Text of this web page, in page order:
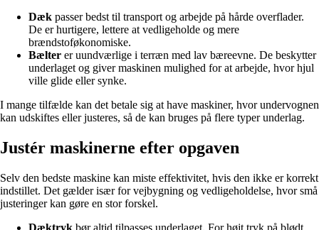
Dæk passer bedst til transport og arbejde på hårde overflader.
De er hurtigere, lettere at vedligeholde og mere
brændstoføkonomiske.
Bælter er uundværlige i terræn med lav bæreevne. De beskytter
underlaget og giver maskinen mulighed for at arbejde, hvor hjul
ville glide eller synke.
I mange tilfælde kan det betale sig at have maskiner, hvor undervognen
kan udskiftes eller justeres, så de kan bruges på flere typer underlag.
Justér maskinerne efter opgaven
Selv den bedste maskine kan miste effektivitet, hvis den ikke er korrekt
indstillet. Det gælder især for vejbygning og vedligeholdelse, hvor små
justeringer kan gøre en stor forskel.